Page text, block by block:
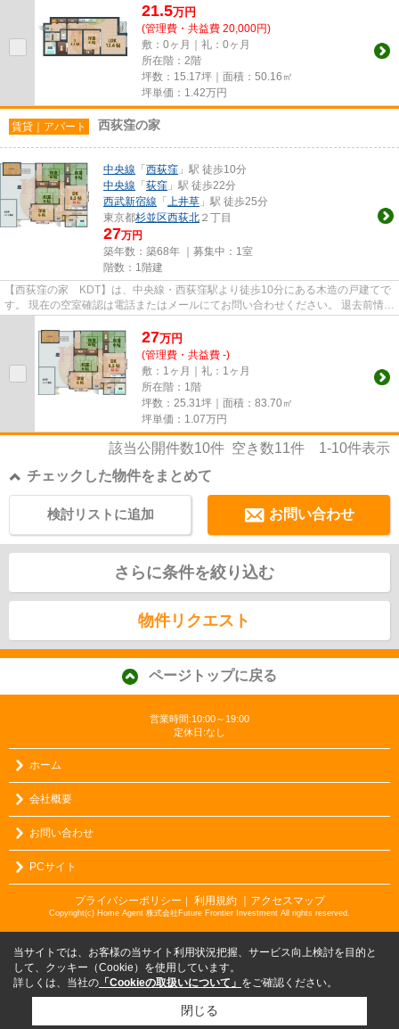
21.5万円
(管理費・共益費 20,000円)
敷：0ヶ月｜礼：0ヶ月
所在階：2階
坪数：15.17坪｜面積：50.16㎡
坪単価： 1.42万円
賃貸｜アパート 西荻窪の家
中央線 「 西荻窪 」駅 徒歩10分
中央線 「 荻窪 」駅 徒歩22分
西武新宿線 「 上井草 」駅 徒歩25分
東京都杉並区西荻北 ２丁目
27万円
築年数：築68年 ｜募集中： 1室
階数：1階建
【西荻窪の家 KDT】は、中央線・西荻窪駅より徒歩10分にある木造の戸建てで
す。 現在の空室確認は電話またはメールにてお問い合わせください。 退去前情報
27万円
(管理費・共益費 -)
敷：1ヶ月｜礼：1ヶ月
所在階：1階
坪数：25.31坪｜面積：83.70㎡
坪単価： 1.07万円
該当公開件数10件 空き数11件 1-10件表示
チェックした物件をまとめて
お問い合わせ
検討リストに追加
さらに条件を絞り込む
物件リクエスト
ページトップに戻る
営業時間:10:00～19:00
定休日:なし
ホーム
会社概要
お問い合わせ
PCサイト
プライバシーポリシー ｜ 利用規約 ｜アクセスマップ
Copyright(c) Home Agent 株式会社Future Frontier Investment All rights reserved.
当サイトでは、お客様の当サイト利用状況把握、サービス向上検討を目的と
して、クッキー（Cookie）を使用しています。
詳しくは、当社の 「Cookieの取扱いについて」 をご確認ください。
閉じる